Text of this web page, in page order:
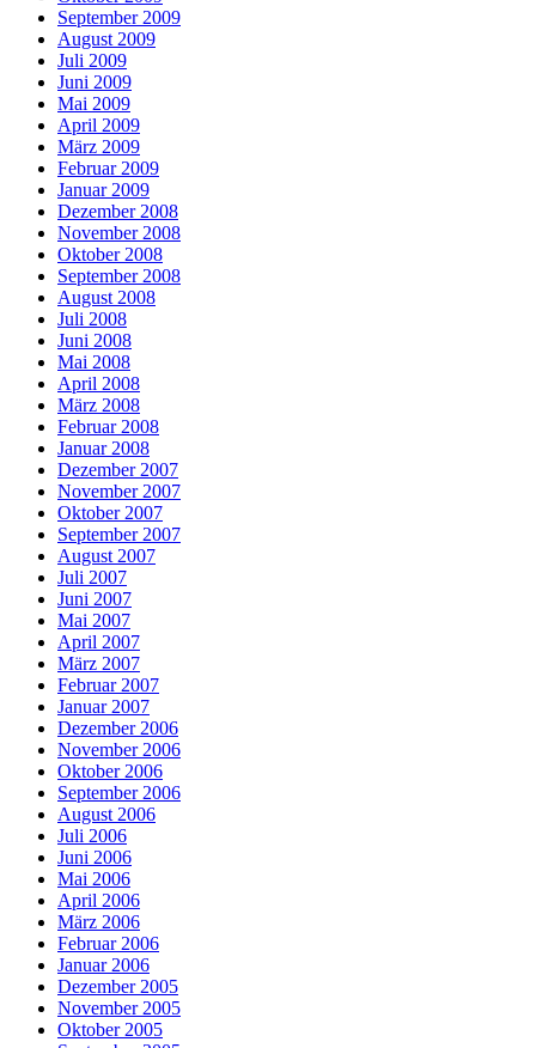
September 2009
August 2009
Juli 2009
Juni 2009
Mai 2009
April 2009
März 2009
Februar 2009
Januar 2009
Dezember 2008
November 2008
Oktober 2008
September 2008
August 2008
Juli 2008
Juni 2008
Mai 2008
April 2008
März 2008
Februar 2008
Januar 2008
Dezember 2007
November 2007
Oktober 2007
September 2007
August 2007
Juli 2007
Juni 2007
Mai 2007
April 2007
März 2007
Februar 2007
Januar 2007
Dezember 2006
November 2006
Oktober 2006
September 2006
August 2006
Juli 2006
Juni 2006
Mai 2006
April 2006
März 2006
Februar 2006
Januar 2006
Dezember 2005
November 2005
Oktober 2005